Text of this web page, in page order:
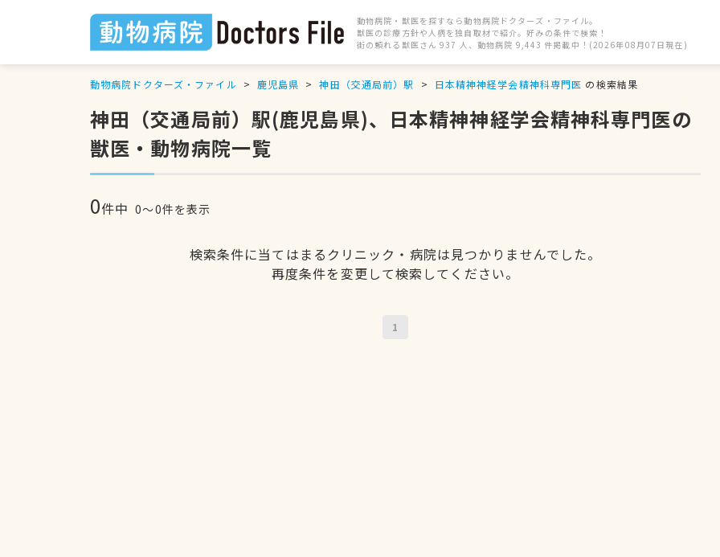
動物病院・獣医を探すなら動物病院ドクターズ・ファイル。
獣医の診療方針や人柄を独自取材で紹介。好みの条件で検索！
街の頼れる獣医さん 937 人、動物病院 9,443 件掲載中！(2026年08月07日現在)
動物病院ドクターズ・ファイル 鹿児島県 神田（交通局前）駅 日本精神神経学会精神科専門医 の検索結果
神田（交通局前）駅(鹿児島県)、日本精神神経学会精神科専門医の
獣医・動物病院一覧
0件中 0〜0件を表示
検索条件に当てはまるクリニック・病院は見つかりませんでした。
再度条件を変更して検索してください。
1